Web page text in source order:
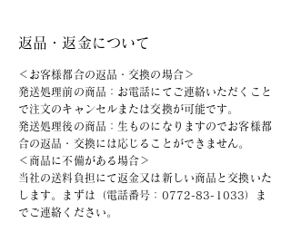
返品・返金について
＜お客様都合の返品・交換の場合＞
発送処理前の商品：お電話にてご連絡いただくこと
で注文のキャンセルまたは交換が可能です。
発送処理後の商品：生ものになりますのでお客様都
合の返品・交換には応じることができません。
＜商品に不備がある場合＞
当社の送料負担にて返金又は新しい商品と交換いた
します。まずは（電話番号：0772-83-1033）ま
でご連絡ください。